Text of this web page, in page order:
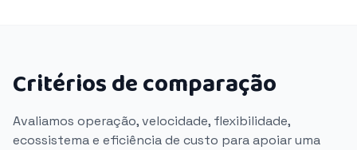
Critérios de comparação
Avaliamos operação, velocidade, flexibilidade,
ecossistema e eficiência de custo para apoiar uma